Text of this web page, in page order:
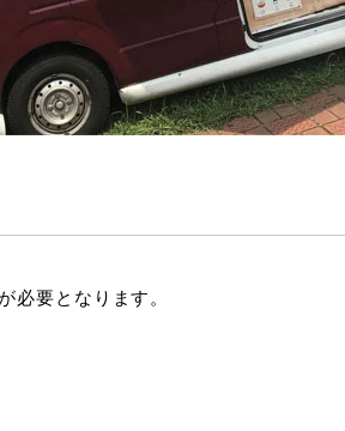
必要となります。